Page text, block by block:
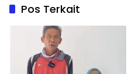
Pos Terkait